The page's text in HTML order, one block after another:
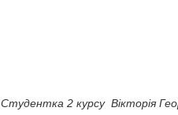
Студентка 2 курсу Вікторія